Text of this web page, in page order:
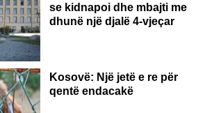
se kidnapoi dhe mbajti me
dhunë një djalë 4-vjeçar
Kosovë: Një jetë e re për
qentë endacakë